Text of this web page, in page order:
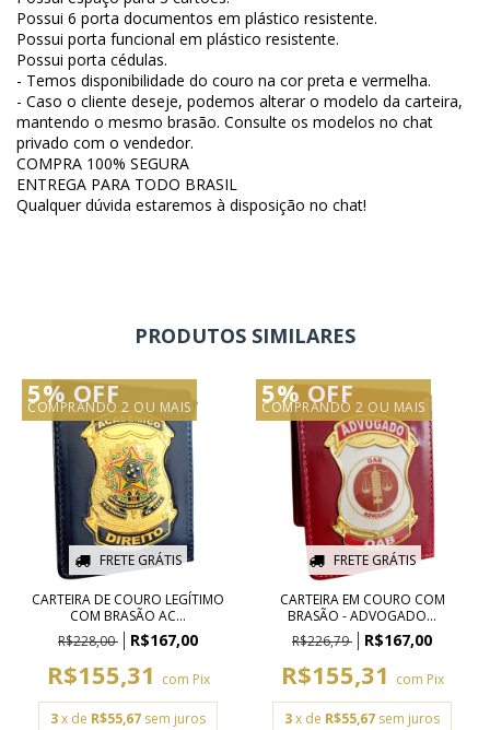
Possui 6 porta documentos em plástico resistente.
Possui porta funcional em plástico resistente.
Possui porta cédulas.
- Temos disponibilidade do couro na cor preta e vermelha.
- Caso o cliente deseje, podemos alterar o modelo da carteira,
mantendo o mesmo brasão. Consulte os modelos no chat
privado com o vendedor.
COMPRA 100% SEGURA
ENTREGA PARA TODO BRASIL
Qualquer dúvida estaremos à disposição no chat!
PRODUTOS SIMILARES
5% OFF
COMPRANDO 2 OU MAIS
FRETE GRÁTIS
CARTEIRA DE COURO LEGÍTIMO
COM BRASÃO AC...
R$228,00
R$167,00
R$155,31 com Pix
3x de R$55,67 sem juros
5% OFF
COMPRANDO 2 OU MAIS
FRETE GRÁTIS
CARTEIRA EM COURO COM
BRASÃO - ADVOGADO...
R$226,79
R$167,00
R$155,31 com Pix
3x de R$55,67 sem juros